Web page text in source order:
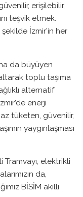
erişilebilir,
teşvik etmek.
İzmir’in her
da büyüyen
toplu taşıma
alternatif
enerji
tüketen, güvenilir,
yaygınlaşması
elektrikli
da,
BİSİM akıllı